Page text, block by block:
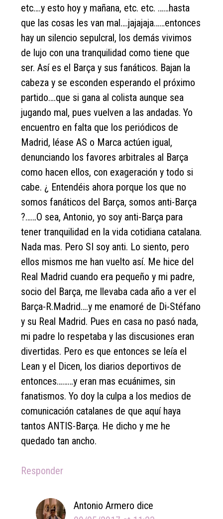
etc….y esto hoy y mañana, etc. etc. ……hasta
que las cosas les van mal….jajajaja……entonces
hay un silencio sepulcral, los demás vivimos
de lujo con una tranquilidad como tiene que
ser. Así es el Barça y sus fanáticos. Bajan la
cabeza y se esconden esperando el próximo
partido….que si gana al colista aunque sea
jugando mal, pues vuelven a las andadas. Yo
encuentro en falta que los periódicos de
Madrid, léase AS o Marca actúen igual,
denunciando los favores arbitrales al Barça
como hacen ellos, con exageración y todo si
cabe. ¿ Entendéis ahora porque los que no
somos fanáticos del Barça, somos anti-Barça
?……O sea, Antonio, yo soy anti-Barça para
tener tranquilidad en la vida cotidiana catalana.
Nada mas. Pero SI soy anti. Lo siento, pero
ellos mismos me han vuelto así. Me hice del
Real Madrid cuando era pequeño y mi padre,
socio del Barça, me llevaba cada año a ver el
Barça-R.Madrid….y me enamoré de Di-Stéfano
y su Real Madrid. Pues en casa no pasó nada,
mi padre lo respetaba y las discusiones eran
divertidas. Pero es que entonces se leía el
Lean y el Dicen, los diarios deportivos de
entonces………y eran mas ecuánimes, sin
fanatismos. Yo doy la culpa a los medios de
comunicación catalanes de que aquí haya
tantos ANTIS-Barça. He dicho y me he
quedado tan ancho.
Responder
Antonio Armero dice